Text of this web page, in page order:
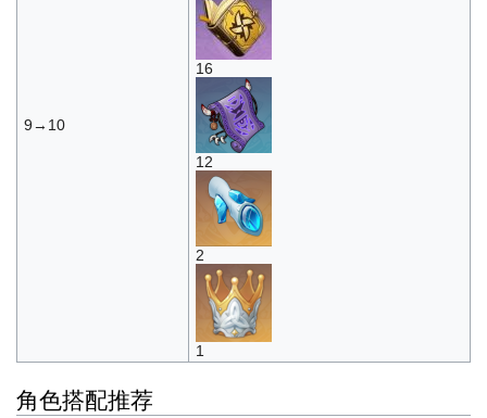
9→10
16
12
2
1
角色搭配推荐